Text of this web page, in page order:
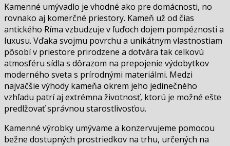
Kamenné umývadlo je vhodné ako pre domácnosti, no
rovnako aj komerčné priestory. Kameň už od čias
antického Ríma vzbudzuje v ľuďoch dojem pompéznosti a
luxusu. Vďaka svojmu povrchu a unikátnym vlastnostiam
pôsobí v priestore prirodzene a dotvára tak celkovú
atmosféru sídla s dôrazom na prepojenie výdobytkov
moderného sveta s prírodnými materiálmi. Medzi
najväčšie výhody kameňa okrem jeho jedinečného
vzhľadu patrí aj extrémna životnosť, ktorú je možné ešte
predlžovať správnou starostlivosťou.
Kamenné výrobky umývame a konzervujeme pomocou
bežne dostupných prostriedkov na trhu, určených na